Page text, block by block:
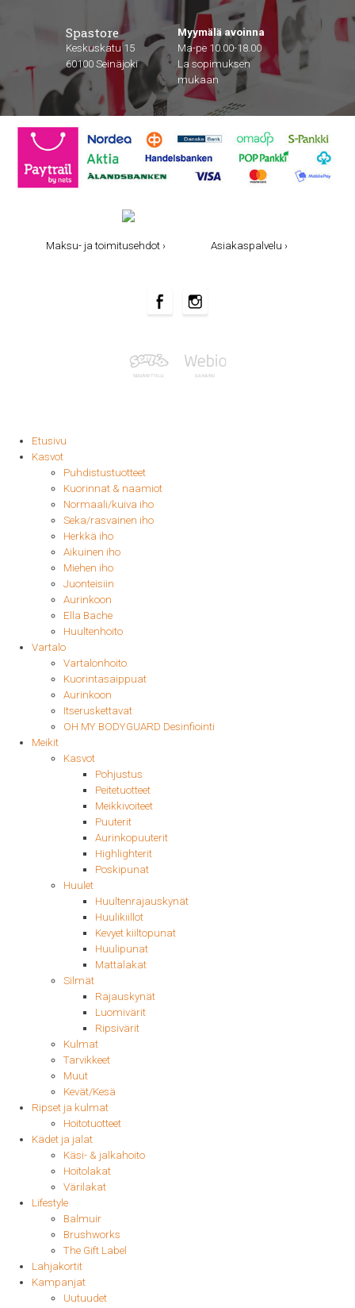
Spastore
Keskuskatu 15
60100 Seinäjoki
Myymälä avoinna
Ma-pe 10.00-18.00
La sopimuksen
mukaan
Maksu- ja toimitusehdot › Asiakaspalvelu ›
Etusivu
Kasvot
Puhdistustuotteet
Kuorinnat & naamiot
Normaali/kuiva iho
Seka/rasvainen iho
Herkkä iho
Aikuinen iho
Miehen iho
Juonteisiin
Aurinkoon
Ella Bache
Huultenhoito
Vartalo
Vartalonhoito
Kuorintasaippuat
Aurinkoon
Itseruskettavat
OH MY BODYGUARD Desinfiointi
Meikit
Kasvot
Pohjustus
Peitetuotteet
Meikkivoiteet
Puuterit
Aurinkopuuterit
Highlighterit
Poskipunat
Huulet
Huultenrajauskynät
Huulikiillot
Kevyet kiiltopunat
Huulipunat
Mattalakat
Silmät
Rajauskynät
Luomivärit
Ripsivärit
Kulmat
Tarvikkeet
Muut
Kevät/Kesä
Ripset ja kulmat
Hoitotuotteet
Kädet ja jalat
Käsi- & jalkahoito
Hoitolakat
Värilakat
Lifestyle
Balmuir
Brushworks
The Gift Label
Lahjakortit
Kampanjat
Uutuudet